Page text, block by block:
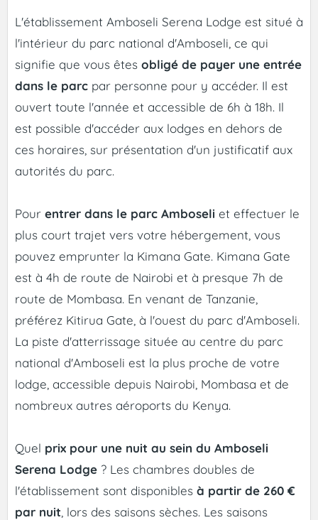
L'établissement Amboseli Serena Lodge est situé à
l'intérieur du parc national d'Amboseli, ce qui
signifie que vous êtes obligé de payer une entrée
dans le parc par personne pour y accéder. Il est
ouvert toute l'année et accessible de 6h à 18h. Il
est possible d'accéder aux lodges en dehors de
ces horaires, sur présentation d'un justificatif aux
autorités du parc.
Pour entrer dans le parc Amboseli et effectuer le
plus court trajet vers votre hébergement, vous
pouvez emprunter la Kimana Gate. Kimana Gate
est à 4h de route de Nairobi et à presque 7h de
route de Mombasa. En venant de Tanzanie,
préférez Kitirua Gate, à l'ouest du parc d'Amboseli.
La piste d'atterrissage située au centre du parc
national d'Amboseli est la plus proche de votre
lodge, accessible depuis Nairobi, Mombasa et de
nombreux autres aéroports du Kenya.
Quel prix pour une nuit au sein du Amboseli
Serena Lodge ? Les chambres doubles de
l'établissement sont disponibles à partir de 260 €
par nuit , lors des saisons sèches. Les saisons